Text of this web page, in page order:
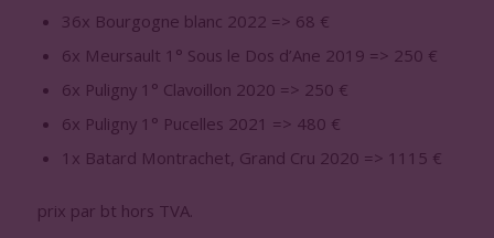
36x Bourgogne blanc 2022 => 68 €
6x Meursault 1° Sous le Dos d’Ane 2019 => 250 €
6x Puligny 1° Clavoillon 2020 => 250 €
6x Puligny 1° Pucelles 2021 => 480 €
1x Batard Montrachet, Grand Cru 2020 => 1115 €
prix par bt hors TVA.